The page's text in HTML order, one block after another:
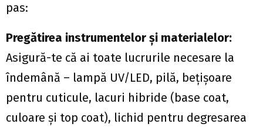
pas:
Pregătirea instrumentelor și materialelor:
Asigură-te că ai toate lucrurile necesare la
îndemână – lampă UV/LED, pilă, bețișoare
pentru cuticule, lacuri hibride (base coat,
culoare și top coat), lichid pentru degresarea